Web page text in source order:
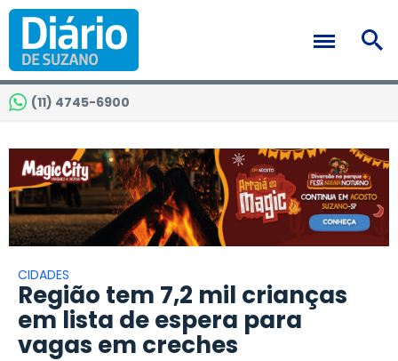
(11) 4745-6900
CIDADES
Região tem 7,2 mil crianças
em lista de espera para
vagas em creches